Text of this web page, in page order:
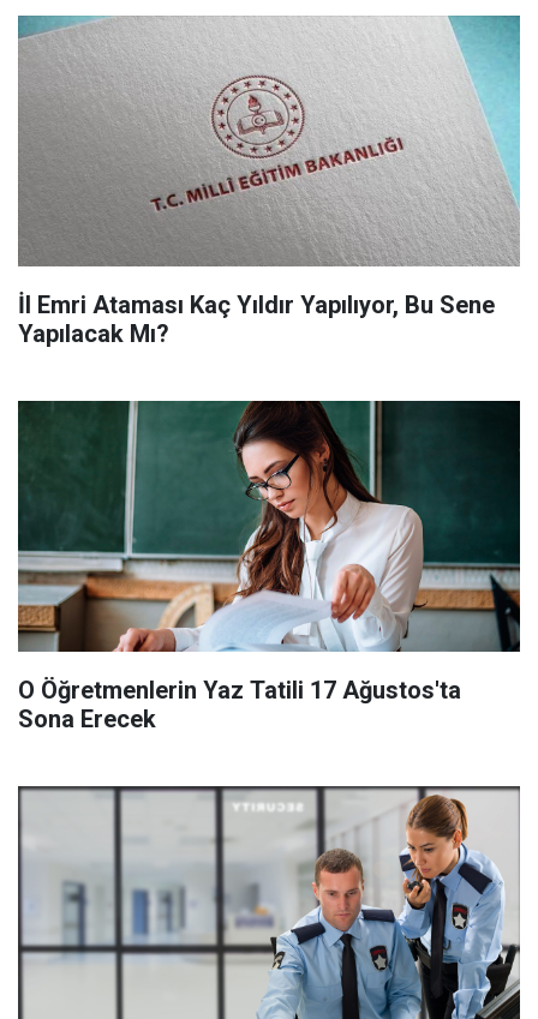
İl Emri Ataması Kaç Yıldır Yapılıyor, Bu Sene
Yapılacak Mı?
O Öğretmenlerin Yaz Tatili 17 Ağustos'ta
Sona Erecek